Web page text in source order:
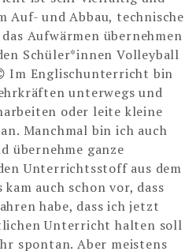
Auf- und Abbau, technische
Aufwärmen übernehmen
Schüler*innen Volleyball
Im Englischunterricht bin
unterwegs und
oder leite kleine
Manchmal bin ich auch
übernehme ganze
Unterrichtsstoff aus dem
auch schon vor, dass
habe, dass ich jetzt
Unterricht halten soll
spontan. Aber meistens